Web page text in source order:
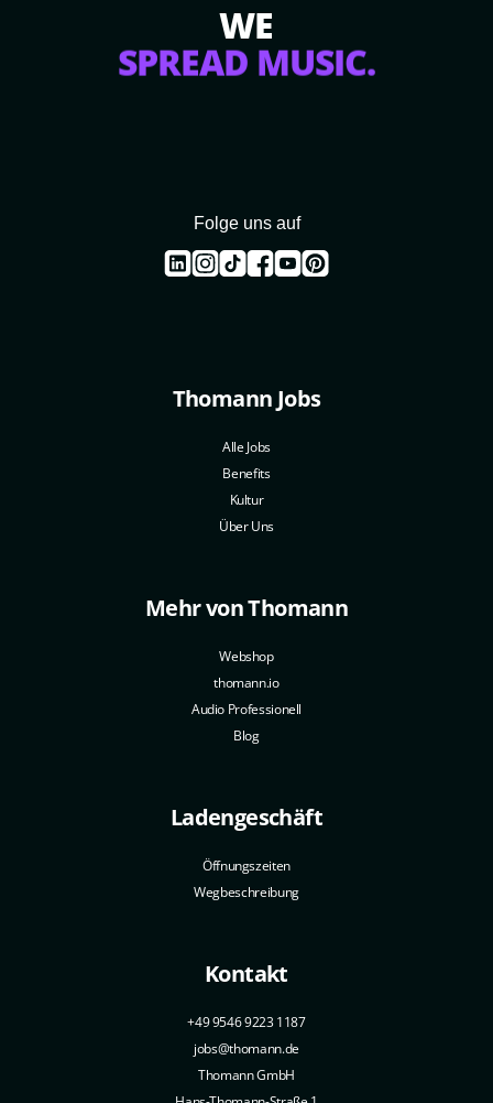
WE
SPREAD MUSIC.
Folge uns auf
Thomann Jobs
Alle Jobs
Benefits
Kultur
Über Uns
Mehr von Thomann
Webshop
thomann.io
Audio Professionell
Blog
Ladengeschäft
Öffnungszeiten
Wegbeschreibung
Kontakt
+49 9546 9223 1187
jobs@thomann.de
Thomann GmbH